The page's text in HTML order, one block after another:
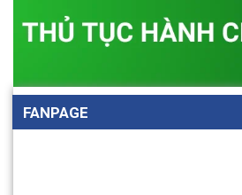
FANPAGE